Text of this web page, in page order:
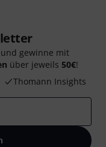
gewinne mit
über jeweils 50€!
Thomann Insights